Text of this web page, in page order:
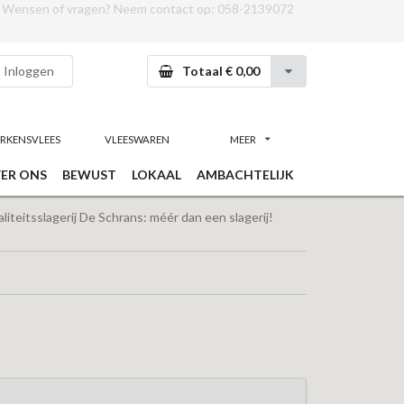
Wensen of vragen? Neem contact op: 058-2139072
Inloggen Totaal € 0,00
VLEESWAREN MEER
ONS BEWUST LOKAAL AMBACHTELIJK
De Schrans: méér dan een slagerij!